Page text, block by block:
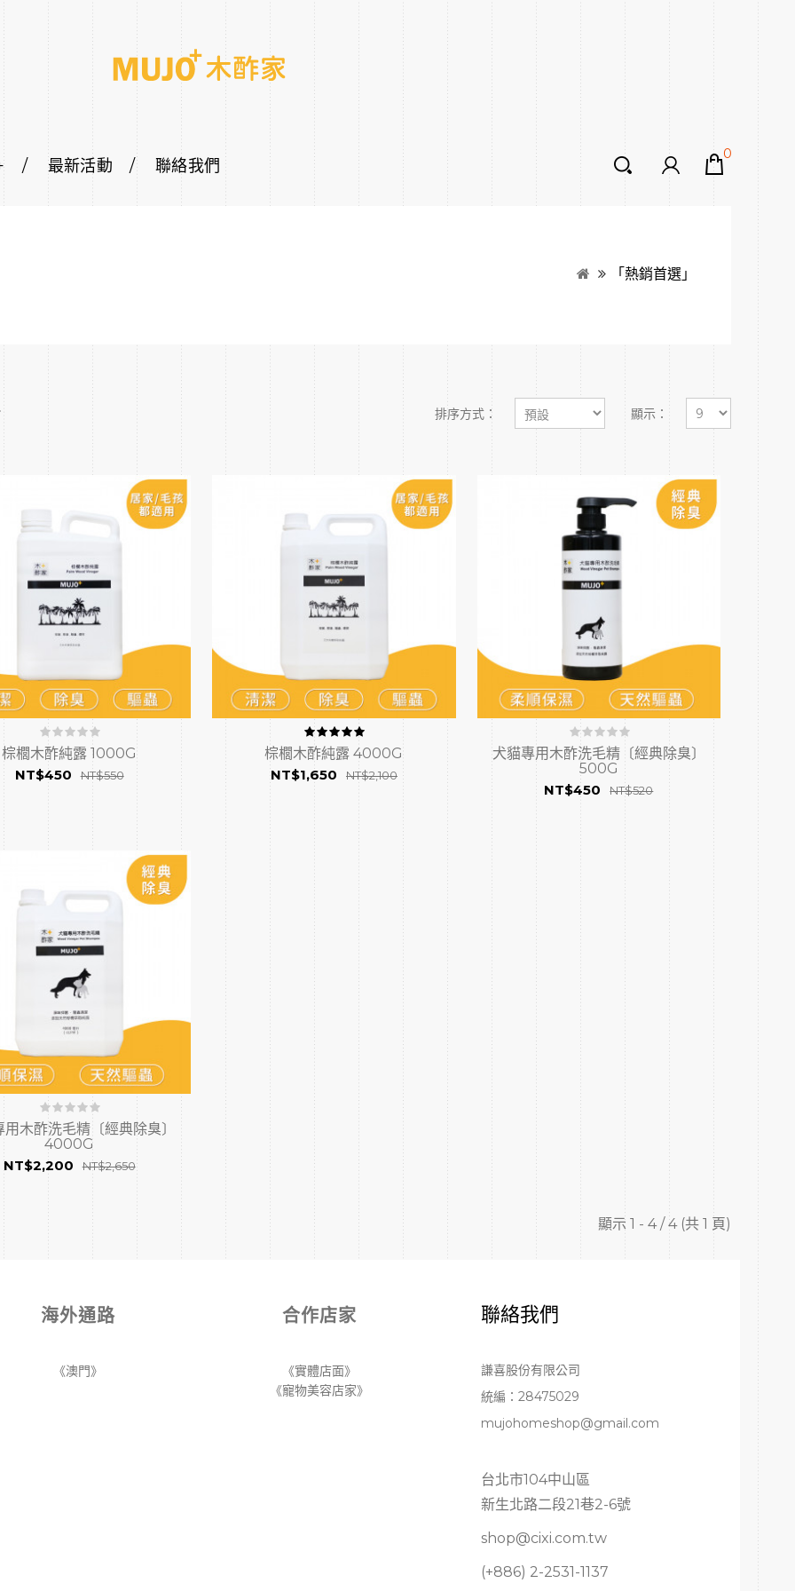
最新活動 聯絡我們
0
「熱銷首選」
排序方式： 顯示：
棕櫚木酢純露 1000G
NT$450
NT$550
棕櫚木酢純露 4000G
NT$1,650
NT$2,100
犬貓專用木酢洗毛精〔經典除臭〕
500G
NT$450
NT$520
用木酢洗毛精〔經典除臭〕
4000G
NT$2,200
NT$2,650
顯示 1 - 4 / 4 (共 1 頁)
海外通路
《澳門》
合作店家
《實體店面》
《寵物美容店家》
聯絡我們
謙喜股份有限公司
統編：28475029
mujohomeshop@gmail.com
台北市104中山區
新生北路二段21巷2-6號
shop@cixi.com.tw
(+886) 2-2531-1137